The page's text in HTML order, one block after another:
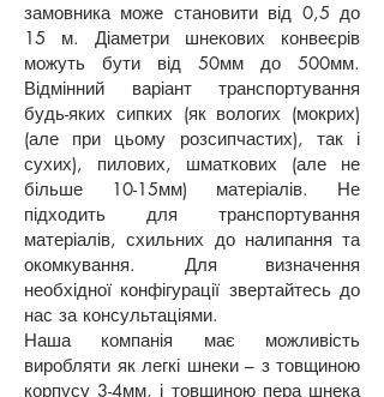
замовника може становити від 0,5 до
15 м. Діаметри шнекових конвеєрів
можуть бути від 50мм до 500мм.
Відмінний варіант транспортування
будь-яких сипких (як вологих (мокрих)
(але при цьому розсипчастих), так і
сухих), пилових, шматкових (але не
більше 10-15мм) матеріалів. Не
підходить для транспортування
матеріалів, схильних до налипання та
окомкування. Для визначення
необхідної конфігурації звертайтесь до
нас за консультаціями.
Наша компанія має можливість
виробляти як легкі шнеки – з товщиною
корпусу 3-4мм, і товщиною пера шнека